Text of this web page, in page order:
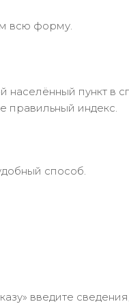
всю форму.
пункт в
правильный индекс.
способ.
введите